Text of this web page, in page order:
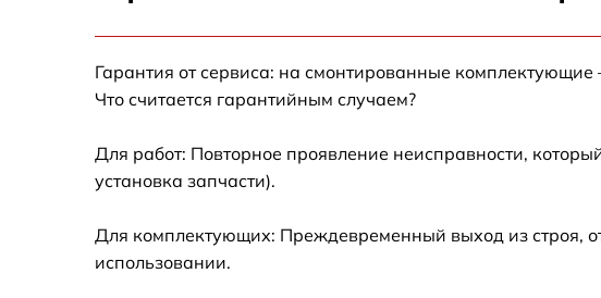
Ремонт механизма открывания
двери
Гарантия от сервиса: на смонтированные
Что считается гарантийным случаем?
Для работ: Повторное проявление неисправности,
установка запчасти).
Для комплектующих: Преждевременный выход из строя,
использовании.